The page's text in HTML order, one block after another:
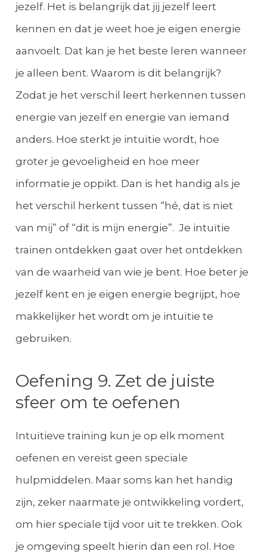
jezelf. Het is belangrijk dat jij jezelf leert
kennen en dat je weet hoe je eigen energie
aanvoelt. Dat kan je het beste leren wanneer
je alleen bent. Waarom is dit belangrijk?
Zodat je het verschil leert herkennen tussen
energie van jezelf en energie van iemand
anders. Hoe sterkt je intuïtie wordt, hoe
groter je gevoeligheid en hoe meer
informatie je oppikt. Dan is het handig als je
het verschil herkent tussen “hé, dat is niet
van mij” of “dit is mijn energie”. Je intuïtie
trainen ontdekken gaat over het ontdekken
van de waarheid van wie je bent. Hoe beter je
jezelf kent en je eigen energie begrijpt, hoe
makkelijker het wordt om je intuïtie te
gebruiken.
Oefening 9. Zet de juiste
sfeer om te oefenen
Intuïtieve training kun je op elk moment
oefenen en vereist geen speciale
hulpmiddelen. Maar soms kan het handig
zijn, zeker naarmate je ontwikkeling vordert,
om hier speciale tijd voor uit te trekken. Ook
je omgeving speelt hierin dan een rol. Hoe